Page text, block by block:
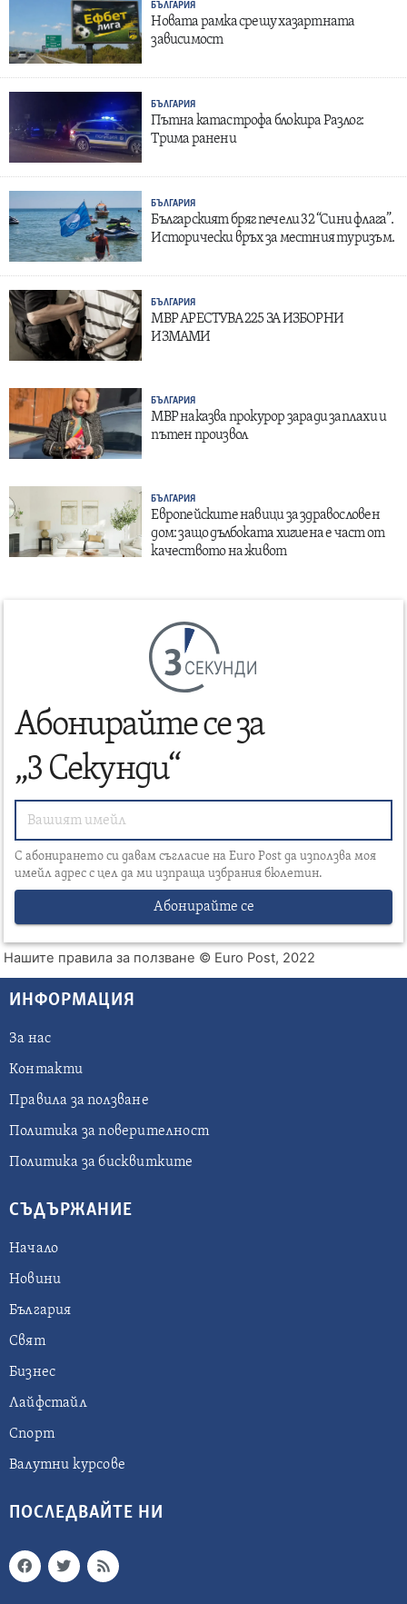
БЪЛГАРИЯ
Новата рамка срещу хазартната
зависимост
БЪЛГАРИЯ
Пътна катастрофа блокира Разлог:
Трима ранени
БЪЛГАРИЯ
Българският бряг печели 32 “Сини флага”.
Исторически връх за местния туризъм.
БЪЛГАРИЯ
МВР АРЕСТУВА 225 ЗА ИЗБОРНИ
ИЗМАМИ
БЪЛГАРИЯ
МВР наказва прокурор заради заплахи и
пътен произвол
БЪЛГАРИЯ
Европейските навици за здравословен
дом: защо дълбоката хигиена е част от
качеството на живот
СЕКУНДИ
Абонирайте се за
„3 Секунди“
С абонирането си давам съгласие на Euro Post да използва моя
имейл адрес с цел да ми изпраща избрания бюлетин.
Абонирайте се
Нашите правила за ползване © Euro Post, 2022
ИНФОРМАЦИЯ
За нас
Контакти
Правила за ползване
Политика за поверителност
Политика за бисквитките
СЪДЪРЖАНИЕ
Начало
Новини
България
Свят
Бизнес
Лайфстайл
Спорт
Валутни курсове
ПОСЛЕДВАЙТЕ НИ